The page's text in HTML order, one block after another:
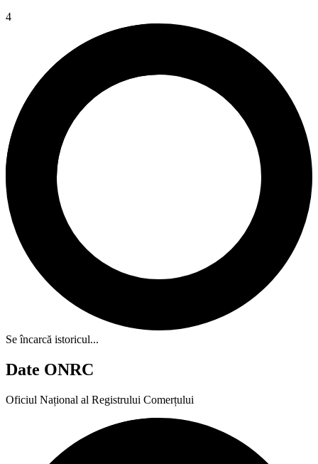
4
Se încarcă istoricul...
Date ONRC
Oficiul Național al Registrului Comerțului